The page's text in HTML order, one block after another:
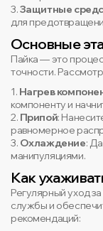
3.Защитные
для
Основные
Пайка — это
точности.
1. Нагрев
компоненту и
2. Припой:
равномерное
3. Охлаждение:
манипуляциями.
Как
Регулярный уход
службы и
рекомендаций: